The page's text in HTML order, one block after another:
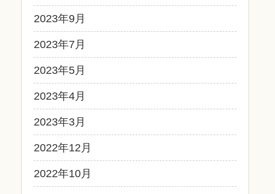
2023年9月
2023年7月
2023年5月
2023年4月
2023年3月
2022年12月
2022年10月